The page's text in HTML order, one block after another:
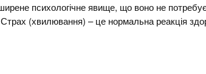
психологічне явище, що воно не
(хвилювання) – це нормальна реакція